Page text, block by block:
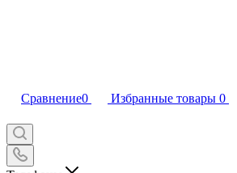
Сравнение0 Избранные товары 0